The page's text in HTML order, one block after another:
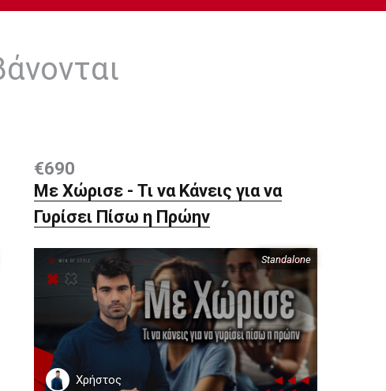
€690
Με Χώρισε - Τι να Κάνεις για να
Γυρίσει Πίσω η Πρώην
Χρήστος
Περιεχόμενα
Standalone